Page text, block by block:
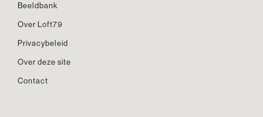
Beeldbank
Over Loft79
Privacybeleid
Over deze site
Contact